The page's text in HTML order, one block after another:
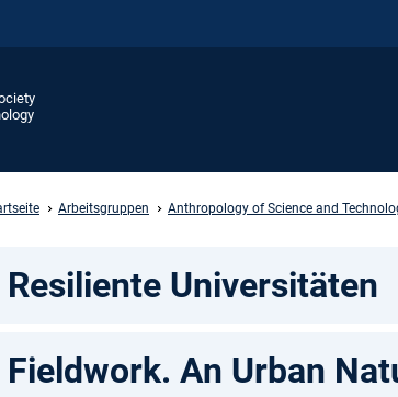
Arbeitsgruppen Anthropology of Science and
Resiliente Universitäten
Fieldwork. An Urban